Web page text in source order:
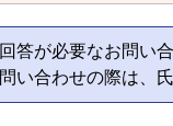
回答が必要なお問い
問い合わせの際は、